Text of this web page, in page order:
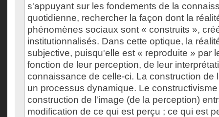
s'appuyant sur les fondements de la
quotidienne, rechercher la façon dont la
phénomènes sociaux sont « construits »,
institutionnalisés. Dans cette optique, la
subjective, puisqu'elle est « reproduite » par
fonction de leur perception, de leur
connaissance de celle-ci. La construction de
un processus dynamique. Le
construction de l'image (de la perception)
modification de ce qui est perçu ; ce qui est